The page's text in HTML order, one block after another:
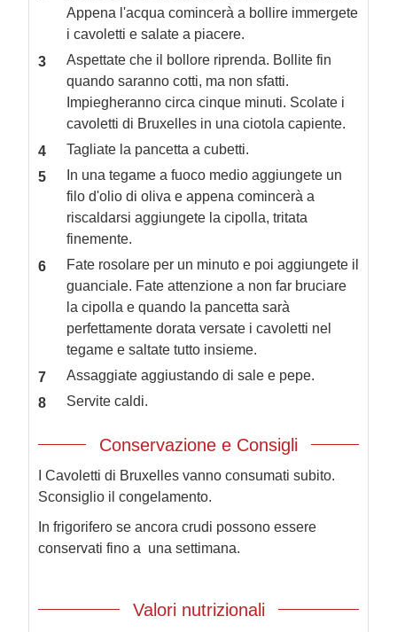
Appena l'acqua comincerà a bollire immergete
i cavoletti e salate a piacere.
Aspettate che il bollore riprenda. Bollite fin
quando saranno cotti, ma non sfatti.
Impiegheranno circa cinque minuti. Scolate i
cavoletti di Bruxelles in una ciotola capiente.
Tagliate la pancetta a cubetti.
In una tegame a fuoco medio aggiungete un
filo d'olio di oliva e appena comincerà a
riscaldarsi aggiungete la cipolla, tritata
finemente.
Fate rosolare per un minuto e poi aggiungete il
guanciale. Fate attenzione a non far bruciare
la cipolla e quando la pancetta sarà
perfettamente dorata versate i cavoletti nel
tegame e saltate tutto insieme.
Assaggiate aggiustando di sale e pepe.
Servite caldi.
Conservazione e Consigli
I Cavoletti di Bruxelles vanno consumati subito.
Sconsiglio il congelamento.
In frigorifero se ancora crudi possono essere
conservati fino a una settimana.
Valori nutrizionali